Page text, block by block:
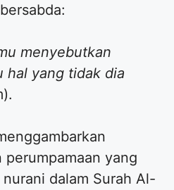
menyebutkan
hal yang tidak dia
yang
dalam Surah Al-